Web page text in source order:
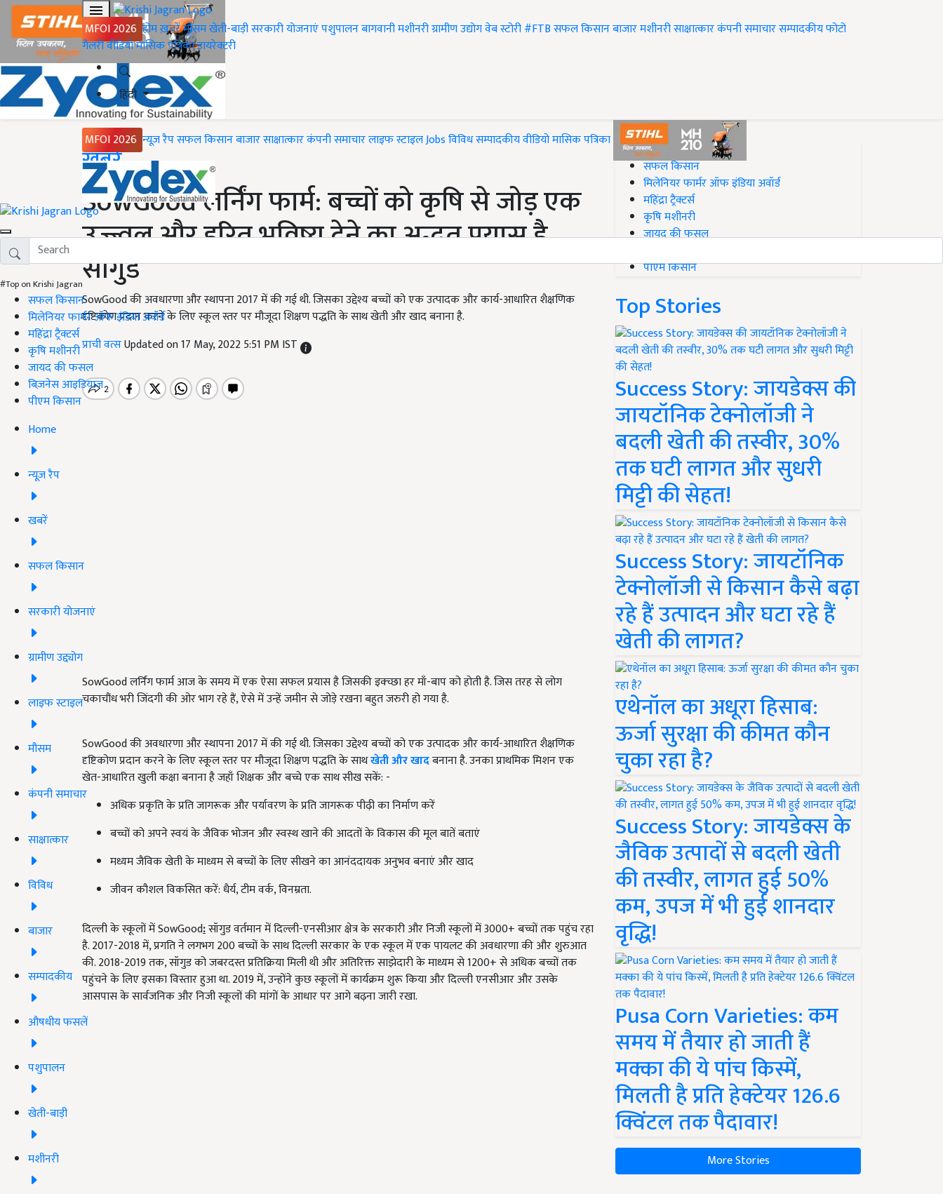
MFOI 2026 होमख़बरेंमौसमखेती-बाड़ीसरकारी योजनाएंपशुपालनबागवानीमशीनरीग्रामीण उद्योगवेब स्टोरी#FTBसफल किसानबाजारमशीनरीसाक्षात्कारकंपनी समाचारसम्पादकीयफोटो
गैलरीवीडियोमासिक पत्रिकाडायरेक्टरी
हिंदी
MFOI 2026 न्यूज़ रैपसफल किसानबाजारसाक्षात्कारकंपनी समाचारलाइफ स्टाइलJobsविविधसम्पादकीयवीडियोमासिक पत्रिका
#Top on Krishi Jagran
सफल किसान
मिलेनियर फार्मर ऑफ इंडिया अवॉर्ड
महिंद्रा ट्रैक्टर्स
कृषि मशीनरी
जायद की फसल
बिज़नेस आइडियाज
पीएम किसान
Home
न्यूज़ रैप
खबरें
सफल किसान
सरकारी योजनाएं
ग्रामीण उद्द्योग
लाइफ स्टाइल
मौसम
कंपनी समाचार
साक्षात्कार
विविध
बाजार
सम्पादकीय
औषधीय फसलें
पशुपालन
खेती-बाड़ी
मशीनरी
Home
ख़बरें
SowGood लर्निंग फार्म: बच्चों को कृषि से जोड़ एक
उज्ज्वल और हरित भविष्य देने का अद्भुत प्रयास है
सॉगुड
SowGood की अवधारणा और स्थापना 2017 में की गई थी. जिसका उद्देश्य बच्चों को एक उत्पादक और कार्य-आधारित शैक्षणिक
दृष्टिकोण प्रदान करने के लिए स्कूल स्तर पर मौजूदा शिक्षण पद्धति के साथ खेती और खाद बनाना है.
प्राची वत्सUpdated on 17 May, 2022 5:51 PM IST
SowGood लर्निंग फार्म आज के समय में एक ऐसा सफल प्रयास है जिसकी इक्च्छा हर माँ-बाप को होती है. जिस तरह से लोग
चकाचौंध भरी जिंदगी की ओर भाग रहे हैं, ऐसे में उन्हें जमीन से जोड़े रखना बहुत जरुरी हो गया है.
SowGood की अवधारणा और स्थापना 2017 में की गई थी. जिसका उद्देश्य बच्चों को एक उत्पादक और कार्य-आधारित शैक्षणिक
दृष्टिकोण प्रदान करने के लिए स्कूल स्तर पर मौजूदा शिक्षण पद्धति के साथखेती और खादबनाना है. उनका प्राथमिक मिशन एक
खेत-आधारित खुली कक्षा बनाना है जहाँ शिक्षक और बच्चे एक साथ सीख सकें: -
अधिक प्रकृति के प्रति जागरूक और पर्यावरण के प्रति जागरूक पीढ़ी का निर्माण करें
बच्चों को अपने स्वयं के जैविक भोजन और स्वस्थ खाने की आदतों के विकास की मूल बातें बताएं
मध्यम जैविक खेती के माध्यम से बच्चों के लिए सीखने का आनंददायक अनुभव बनाएं और खाद
जीवन कौशल विकसित करें: धैर्य, टीम वर्क, विनम्रता.
दिल्ली के स्कूलों में SowGood:सॉगुड वर्तमान में दिल्ली-एनसीआर क्षेत्र के सरकारी और निजी स्कूलों में 3000+ बच्चों तक पहुंच रहा
है. 2017-2018 में, प्रगति ने लगभग 200 बच्चों के साथ दिल्ली सरकार के एक स्कूल में एक पायलट की अवधारणा की और शुरुआत
की. 2018-2019 तक, सॉगुड को जबरदस्त प्रतिक्रिया मिली थी और अतिरिक्त साझेदारी के माध्यम से 1200+ से अधिक बच्चों तक
पहुंचने के लिए इसका विस्तार हुआ था. 2019 में, उन्होंने कुछ स्कूलों में कार्यक्रम शुरू किया और दिल्ली एनसीआर और उसके
आसपास के सार्वजनिक और निजी स्कूलों की मांगों के आधार पर आगे बढ़ना जारी रखा.
#Top on Krishi Jagran
सफल किसान
मिलेनियर फार्मर ऑफ इंडिया अवॉर्ड
महिंद्रा ट्रैक्टर्स
कृषि मशीनरी
जायद की फसल
पीएम किसान
Top Stories
Success Story: जायडेक्स की
जायटॉनिक टेक्नोलॉजी ने
बदली खेती की तस्वीर, 30%
तक घटी लागत और सुधरी
मिट्टी की सेहत!
Success Story: जायटॉनिक
टेक्नोलॉजी से किसान कैसे बढ़ा
रहे हैं उत्पादन और घटा रहे हैं
खेती की लागत?
एथेनॉल का अधूरा हिसाब:
ऊर्जा सुरक्षा की कीमत कौन
चुका रहा है?
Success Story: जायडेक्स के
जैविक उत्पादों से बदली खेती
की तस्वीर, लागत हुई 50%
कम, उपज में भी हुई शानदार
वृद्धि!
Pusa Corn Varieties: कम
समय में तैयार हो जाती हैं
मक्का की ये पांच किस्में,
मिलती है प्रति हेक्टेयर 126.6
क्विंटल तक पैदावार!
More Stories